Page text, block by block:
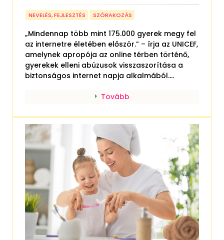
NEVELÉS, FEJLESZTÉS SZÓRAKOZÁS
„Mindennap több mint 175.000 gyerek megy fel
az internetre életében először.” – írja az UNICEF,
amelynek apropója az online térben történő,
gyerekek elleni abúzusok visszaszorítása a
biztonságos internet napja alkalmából....
Tovább